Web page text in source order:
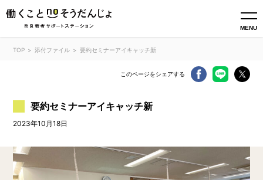
MENU
TOP 添付ファイル 要約セミナーアイキャッチ新
このページをシェアする
要約セミナーアイキャッチ新
2023年10月18日